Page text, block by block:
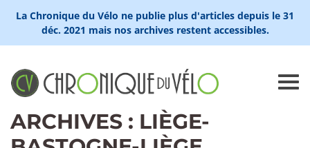
La Chronique du Vélo ne publie plus d'articles depuis le 31
déc. 2021 mais nos archives restent accessibles.
ARCHIVES : LIÈGE-